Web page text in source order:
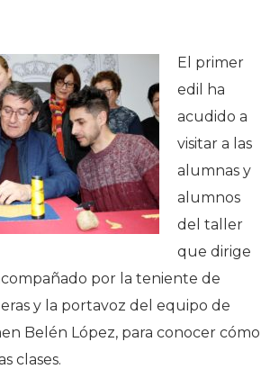
El primer
edil ha
acudido a
visitar a las
alumnas y
alumnos
del taller
que dirige
por la teniente de
y la portavoz del equipo de
Belén López, para conocer cómo
clases.